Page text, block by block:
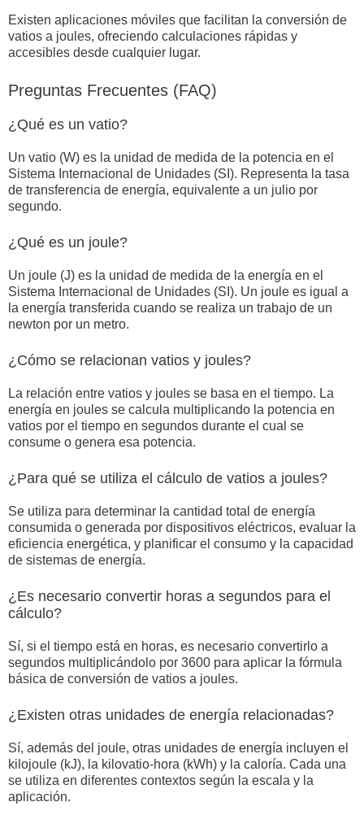
Existen aplicaciones móviles que facilitan la conversión de
vatios a joules, ofreciendo calculaciones rápidas y
accesibles desde cualquier lugar.
Preguntas Frecuentes (FAQ)
¿Qué es un vatio?
Un vatio (W) es la unidad de medida de la potencia en el
Sistema Internacional de Unidades (SI). Representa la tasa
de transferencia de energía, equivalente a un julio por
segundo.
¿Qué es un joule?
Un joule (J) es la unidad de medida de la energía en el
Sistema Internacional de Unidades (SI). Un joule es igual a
la energía transferida cuando se realiza un trabajo de un
newton por un metro.
¿Cómo se relacionan vatios y joules?
La relación entre vatios y joules se basa en el tiempo. La
energía en joules se calcula multiplicando la potencia en
vatios por el tiempo en segundos durante el cual se
consume o genera esa potencia.
¿Para qué se utiliza el cálculo de vatios a joules?
Se utiliza para determinar la cantidad total de energía
consumida o generada por dispositivos eléctricos, evaluar la
eficiencia energética, y planificar el consumo y la capacidad
de sistemas de energía.
¿Es necesario convertir horas a segundos para el
cálculo?
Sí, si el tiempo está en horas, es necesario convertirlo a
segundos multiplicándolo por 3600 para aplicar la fórmula
básica de conversión de vatios a joules.
¿Existen otras unidades de energía relacionadas?
Sí, además del joule, otras unidades de energía incluyen el
kilojoule (kJ), la kilovatio-hora (kWh) y la caloría. Cada una
se utiliza en diferentes contextos según la escala y la
aplicación.